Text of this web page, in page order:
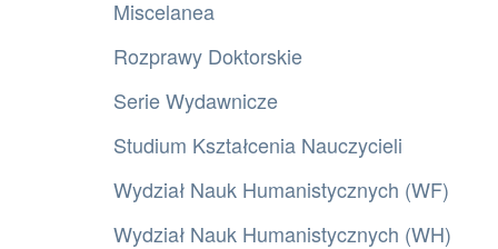
Miscelanea
Rozprawy Doktorskie
Serie Wydawnicze
Studium Kształcenia Nauczycieli
Wydział Nauk Humanistycznych (WF)
Wydział Nauk Humanistycznych (WH)